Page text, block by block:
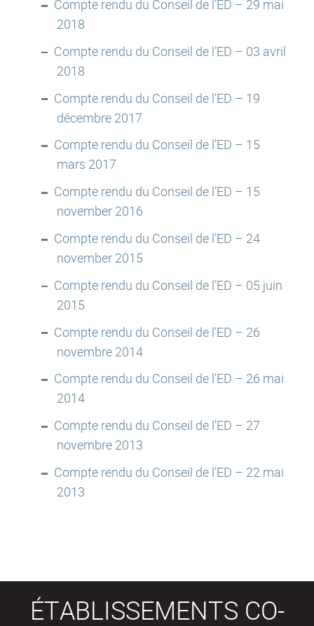
Compte rendu du Conseil de l’ED – 29 mai
2018
Compte rendu du Conseil de l’ED – 03 avril
2018
Compte rendu du Conseil de l’ED – 19
décembre 2017
Compte rendu du Conseil de l’ED – 15
mars 2017
Compte rendu du Conseil de l’ED – 15
november 2016
Compte rendu du Conseil de l’ED – 24
november 2015
Compte rendu du Conseil de l’ED – 05 juin
2015
Compte rendu du Conseil de l’ED – 26
novembre 2014
Compte rendu du Conseil de l’ED – 26 mai
2014
Compte rendu du Conseil de l’ED – 27
novembre 2013
Compte rendu du Conseil de l’ED – 22 mai
2013
ÉTABLISSEMENTS CO-